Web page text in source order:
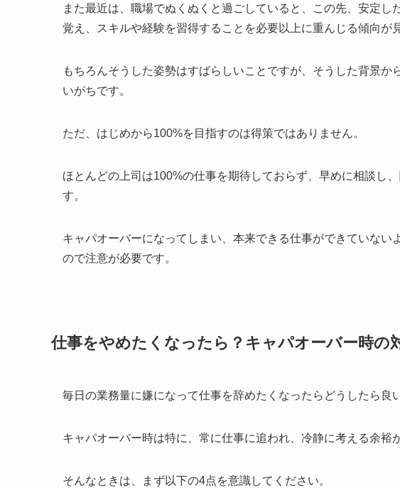
また最近は、職場でぬくぬくと過ごしていると、この先、安定
覚え、スキルや経験を習得することを必要以上に重んじる傾向が
もちろんそうした姿勢はすばらしいことですが、そうした背景か
いがちです。
ただ、はじめから100%を目指すのは得策ではありません。
ほとんどの上司は100%の仕事を期待しておらず、早めに相談し
す。
キャパオーバーになってしまい、本来できる仕事ができていない
ので注意が必要です。
仕事をやめたくなったら？キャパオーバー時の
毎日の業務量に嫌になって仕事を辞めたくなったらどうしたら良
キャパオーバー時は特に、常に仕事に追われ、冷静に考える余裕
そんなときは、まず以下の4点を意識してください。